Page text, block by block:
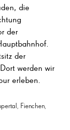
die
der
der
werden wir
erleben.
, Fienchen,